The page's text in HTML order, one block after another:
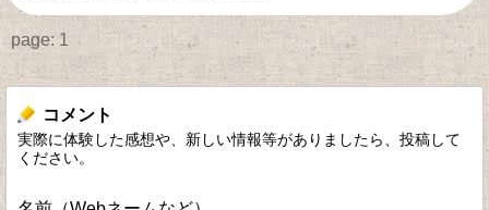
page: 1
コメント
実際に体験した感想や、新しい情報等がありましたら、投稿して
ください。